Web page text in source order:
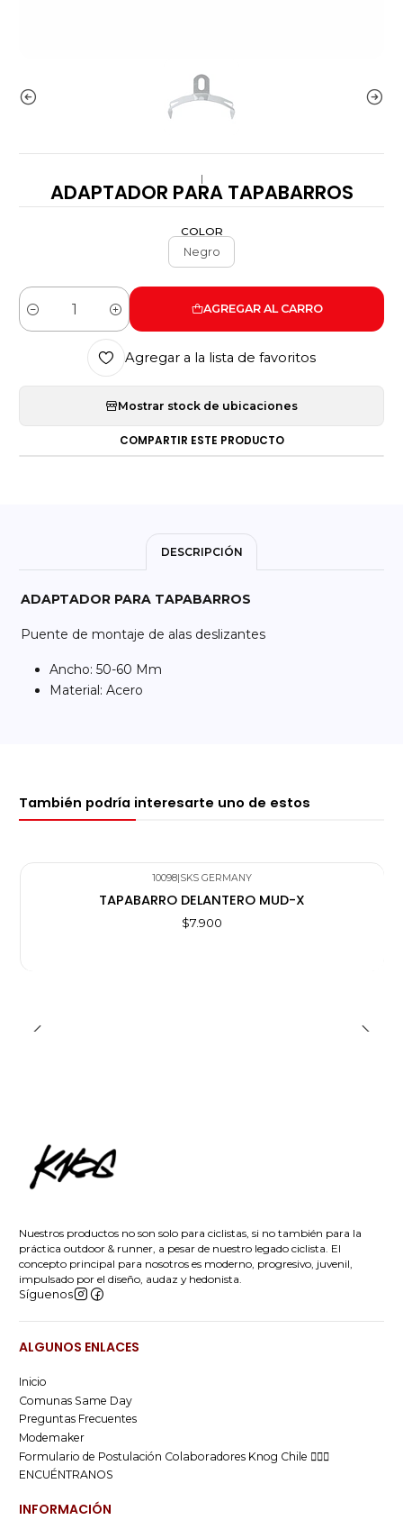
|
ADAPTADOR PARA TAPABARROS
COLOR
Negro
Cantidad
AGREGAR AL CARRO
Agregar a la lista de favoritos
Mostrar stock de ubicaciones
COMPARTIR ESTE PRODUCTO
DESCRIPCIÓN
ADAPTADOR PARA TAPABARROS
Puente de montaje de alas deslizantes
Ancho: 50-60 Mm
Material: Acero
También podría interesarte uno de estos
10098|SKS GERMANY
TAPABARRO DELANTERO MUD-X
$7.900
Nuestros productos no son solo para ciclistas, si no también para la
práctica outdoor & runner, a pesar de nuestro legado ciclista. El
concepto principal para nosotros es moderno, progresivo, juvenil,
impulsado por el diseño, audaz y hedonista.
Síguenos
ALGUNOS ENLACES
Inicio
Comunas Same Day
Preguntas Frecuentes
Modemaker
Formulario de Postulación Colaboradores Knog Chile 🚴🏻‍♂️
ENCUÉNTRANOS
INFORMACIÓN